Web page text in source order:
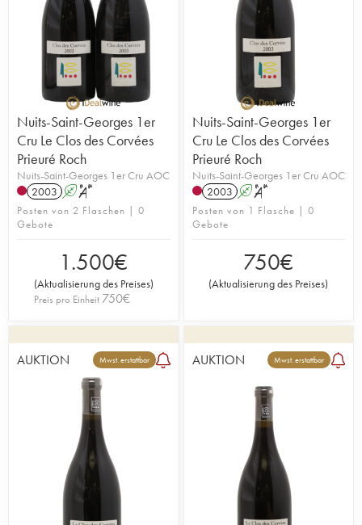
Nuits-Saint-Georges 1er
Cru Le Clos des Corvées
Prieuré Roch
Nuits-Saint-Georges 1er Cru AOC
2003 A S
Posten von 2 Flaschen | 0
Gebote
1.500€
(Aktualisierung des Preises)
Preis pro Einheit 750€
Nuits-Saint-Georges 1er
Cru Le Clos des Corvées
Prieuré Roch
Nuits-Saint-Georges 1er Cru AOC
2003 A S
Posten von 1 Flasche | 0
Gebote
750€
(Aktualisierung des Preises)
AUKTION Mwst. erstattbar AUKTION Mwst. erstattbar